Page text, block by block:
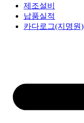
제조설비
납품실적
카다로그(지명원)